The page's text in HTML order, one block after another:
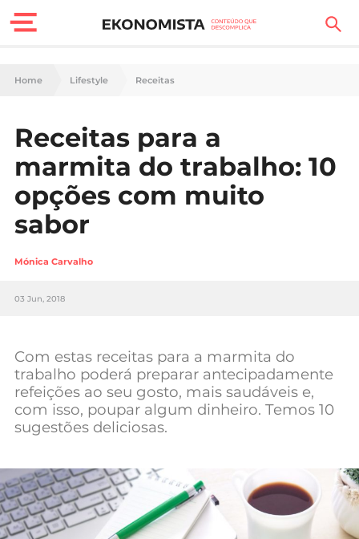
Finanças Pessoais
Carreira
Casa
Lifestyle
Sociedade
Tecnologia
Negócios
Mundial 2026
Home Lifestyle Receitas
Receitas para a
marmita do trabalho: 10
opções com muito
sabor
Mónica Carvalho
03 Jun, 2018
Com estas receitas para a marmita do
trabalho poderá preparar antecipadamente
refeições ao seu gosto, mais saudáveis e,
com isso, poupar algum dinheiro. Temos 10
sugestões deliciosas.